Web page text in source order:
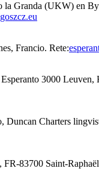
la Granda (UKW) en
Francio. Rete:
3000 Leuven,
Duncan Charters
83700 Saint-